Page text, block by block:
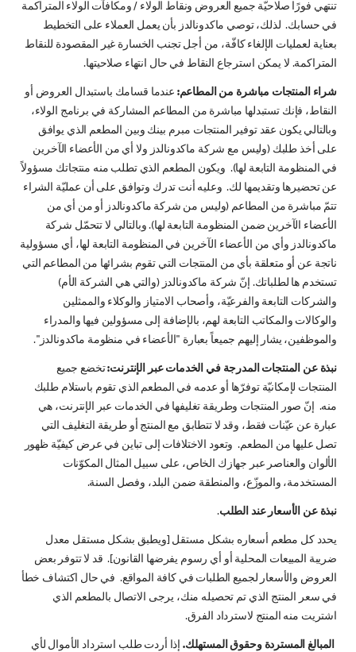
تنتهي فورًا صلاحيّة جميع العروض ونقاط الولاء / ومكافآت الولاء المتراكمة
في حسابك. لذلك، توصي ماكدونالدز بأن يعمل العملاء على التخطيط
بعناية لعمليات الإلغاء كافّة، من أجل تجنب الخسارة غير المقصودة للنقاط
المتراكمة. لا يمكن استرجاع النقاط في حال انتهاء صلاحيتها.
شراء المنتجات مباشرة من المطاعم: عندما قسامك باستبدال العروض أو
النقاط، فإنك تستبدلها مباشرة من المطاعم المشاركة في برنامج الولاء،
وبالتالي يكون عقد توفير المنتجات مبرم بينك وبين المطعم الذي يوافق
على أخذ طلبك (وليس مع شركة ماكدونالدز ولا أي من الأعضاء الآخرين
في المنظومة التابعة لها). ويكون المطعم الذي تطلب منه منتجاتك مسؤولاً
عن تحضيرها وتقديمها لك. وعليه أنت تدرك وتوافق على أن عمليّة الشراء
تتمّ مباشرة من المطاعم (وليس من شركة ماكدونالدز أو من أي من
الأعضاء الآخرين ضمن المنظومة التابعة لها). وبالتالي لا تتحمّل شركة
ماكدونالدز وأي من الأعضاء الآخرين في المنظومة التابعة لها، أي مسؤولية
ناتجة عن أو متعلقة بأي من المنتجات التي تقوم بشرائها من المطاعم التي
تستخدم ها لطلباتك. إنّ شركة ماكدونالدز (والتي هي الشركة الأم)
والشركات التابعة والفرعيّة، وأصحاب الامتياز والوكلاء والممثلين
والوكالات والمكاتب التابعة لهم، بالإضافة إلى مسؤولين فيها والمدراء
والموظفين، يشار إليهم جميعاً بعبارة "الأعضاء في منظومة ماكدونالدز".
نبذة عن المنتجات المدرجة في الخدمات عبر الإنترنت:تخضع جميع
المنتجات لإمكانيّة توفرّها أو عدمه في المطعم الذي تقوم باستلام طلبك
منه. إنّ صور المنتجات وطريقة تغليفها في الخدمات عبر الإنترنت، هي
عبارة عن عيّنات فقط، وقد لا تتطابق مع المنتج أو طريقة التغليف التي
تصل عليها من المطعم. وتعود الاختلافات إلى تباين في عرض كيفيّة ظهور
الألوان والعناصر عبر جهازك الخاص، على سبيل المثال المكوّنات
المستخدمة، والموزّع، والمنطقة ضمن البلد، وفصل السنة.
نبذة عن الأسعار عند الطلب.
يحدد كل مطعم أسعاره بشكل مستقل [ويطبق بشكل مستقل معدل
ضريبة المبيعات المحلية أو أي رسوم يفرضها القانون]. قد لا تتوفر بعض
العروض والأسعار لجميع الطلبات في كافة المواقع. في حال اكتشاف خطأ
في سعر المنتج الذي تم تحصيله منك، يرجى الاتصال بالمطعم الذي
اشتريت منه المنتج لاسترداد الفرق.
المبالغ المستردة وحقوق المستهلك. إذا أردت طلب استرداد الأموال لأي